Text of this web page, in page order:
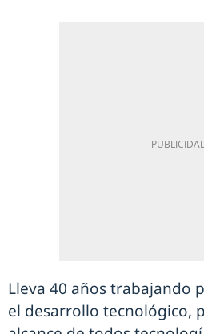
Lleva 40 años trabajando
el desarrollo tecnológico,